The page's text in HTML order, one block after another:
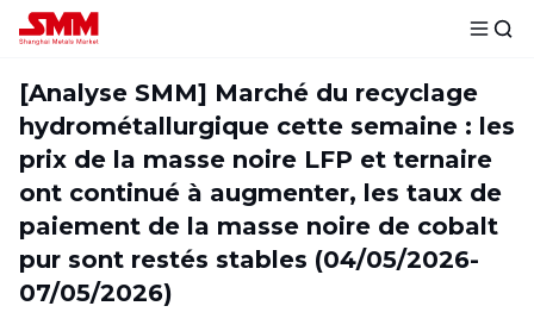
[Analyse SMM] Marché du recyclage
hydrométallurgique cette semaine : les
prix de la masse noire LFP et ternaire
ont continué à augmenter, les taux de
paiement de la masse noire de cobalt
pur sont restés stables (04/05/2026-
07/05/2026)